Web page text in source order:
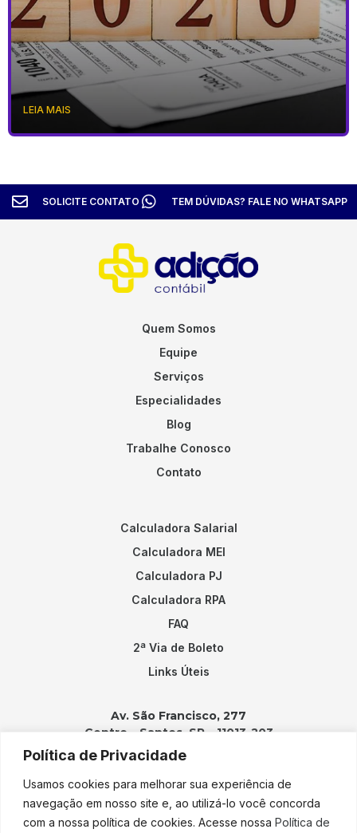
Política de Privacidade
Usamos cookies para melhorar sua experiência de
navegação em nosso site e, ao utilizá-lo você concorda
com a nossa política de cookies. Acesse nossa Política de
LEIA MAIS
SOLICITE CONTATO TEM DÚVIDAS? FALE NO WHATSAPP
Quem Somos
Equipe
Serviços
Especialidades
Blog
Trabalhe Conosco
Contato
Calculadora Salarial
Calculadora MEI
Calculadora PJ
Calculadora RPA
FAQ
2ª Via de Boleto
Links Úteis
Av. São Francisco, 277
Centro – Santos, SP – 11013-203
Contatos:
(13) 3202-2100
adicao@adicao.com.br